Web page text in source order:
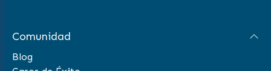
Comunidad
Blog